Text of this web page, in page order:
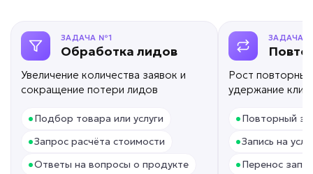
• До +300% собранных отзывов
• До +50% обратной связи
• Автоматический сбор 24/7
Подробней
Срок реализации от 3 дней
от 39 000 ₽ под ключ
ЗАДАЧА №1
Обработка лидов
Увеличение количества заявок и
сокращение потери лидов
•Подбор товара или услуги
•Запрос расчёта стоимости
•Ответы на вопросы о продукте
ЗАДАЧА
Рост
удержание
•Повторный
•Запись на
•Перенос